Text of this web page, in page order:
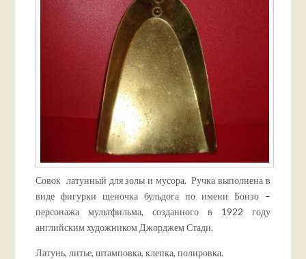
Совок латунный для золы и мусора. Ручка выполнена в
виде фигурки щеночка бульдога по имени Бонзо –
персонажа мультфильма, созданного в 1922 году
английским художником Джорджем Стади.
Латунь, литье, штамповка, клепка, полировка.